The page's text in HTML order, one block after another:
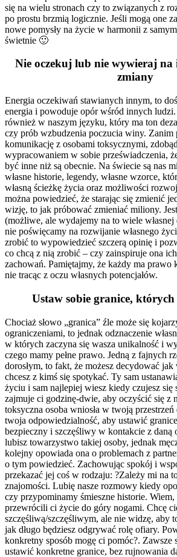
się na wielu stronach czy to związanych z
po prostu brzmią logicznie. Jeśli mogą one
nowe pomysły na życie w harmonii z
świetnie 🙂
Nie oczekuj lub nie wywieraj na
zmiany
Energia oczekiwań stawianych innym, to
energia i powoduje opór wśród innych ludzi.
również w naszym języku, który ma ton
czy prób wzbudzenia poczucia winy. Zanim
komunikację z osobami toksycznymi,
wypracowaniem w sobie przeświadczenia,
być inne niż są obecnie. Na świecie są nas
własne historie, legendy, własne wzorce,
własną ścieżkę życia oraz możliwości
można powiedzieć, że starając się zmienić
wizję, to jak próbować zmieniać miliony.
(możliwe, ale wydajemy na to wiele
nie poświęcamy na rozwijanie własnego
zrobić to wypowiedzieć szczerą opinię i
co chcą z nią zrobić – czy zainspiruje ona
zachowań. Pamiętajmy, że każdy ma prawo
nie tracąc z oczu własnych potencjałów.
Ustawsobiegranice, których
Chociaż słowo „granica” źle może się
ograniczeniami, to jednak odznaczenie
w których zaczyna się wasza unikalność i
czego mamy pełne prawo. Jedną z fajnych
dorosłym, to fakt, że możesz decydować
chcesz z kimś się spotykać. Ty sam
życiu i sam najlepiej wiesz kiedy czujesz się
zajmuje ci godzinę-dwie, aby oczyścić się z
toksyczna osoba wniosła w twoją
twoja odpowiedzialność, aby ustawić
bezpieczny i szczęśliwy w kontakcie z daną
lubisz towarzystwo takiej osoby, jednak
kolejny opowiada ona o problemach z
o tym powiedzieć. Zachowując spokój i
przekazać jej coś w rodzaju: ?Zależy mi na
znajomości. Lubię nasze rozmowy kiedy
czy przypominamy śmieszne historie.
przewrócili ci życie do góry nogami. Chcę
szczęśliwą/szczęśliwym, ale nie widzę, aby
jak długo będziesz odgrywać rolę ofiary.
konkretny sposób mogę ci pomóc?. Zawsze
ustawić konkretne granice, bez rujnowania